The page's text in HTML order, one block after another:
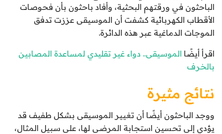
الباحثون في ورقتهم البحثية، وأفاد باحثون بأن فحوصات
الأقطاب الكهربائية كشفت أن الموسيقى عززت تدفق
الموجات الدماغية عبر هذه الدائرة.
اقرأ أيضًا الموسيقى.. دواء غير تقليدي لمساعدة المصابين
بالخرف
نتائج مثيرة
ووجد الباحثون أيضًا أن تغيير الموسيقى بشكل طفيف قد
يؤدي إلى تحسين استجابة المرضى لها، على سبيل المثال،